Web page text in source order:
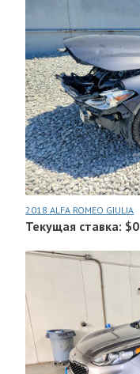
2018 ALFA ROMEO GIULIA
Текущая ставка: $0